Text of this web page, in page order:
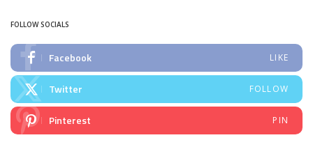
FOLLOW SOCIALS
Facebook LIKE
Twitter FOLLOW
Pinterest PIN